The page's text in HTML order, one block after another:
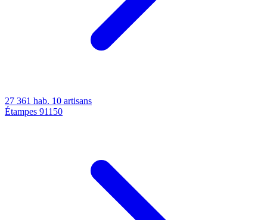
27 361 hab. 10 artisans
Étampes 91150